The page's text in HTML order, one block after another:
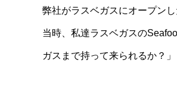
弊社がラスベガスにオープン
当時、私達ラスベガスの
ガスまで持って来られるか？」